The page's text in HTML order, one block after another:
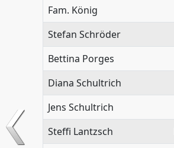
Fam. König
Stefan Schröder
Bettina Porges
Diana Schultrich
Jens Schultrich
Steffi Lantzsch